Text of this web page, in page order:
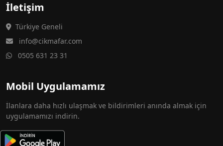
İletişim
Türkiye Geneli
info@cikmafar.com
0505 631 23 31
Mobil Uygulamamız
İlanlara daha hızlı ulaşmak ve bildirimleri anında almak için
uygulamamızı indirin.